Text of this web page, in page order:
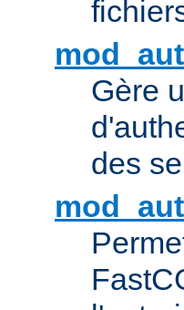
Gère
des